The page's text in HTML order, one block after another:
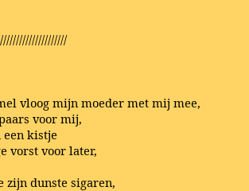
vloog mijn moeder met mij mee,
voor mij,
kistje
vorst voor later,
zijn dunste sigaren,